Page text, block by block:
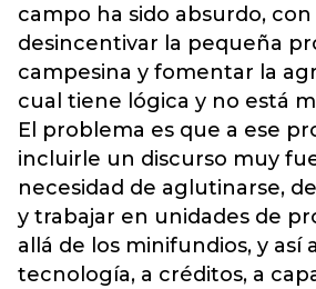
campo ha sido absurdo,
desincentivar la pequeña
campesina y fomentar la
cual tiene lógica y no está
El problema es que a ese
incluirle un discurso muy
necesidad de aglutinarse,
y trabajar en unidades de
allá de los minifundios, y así
tecnología, a créditos, a